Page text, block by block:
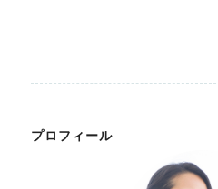
プロフィール